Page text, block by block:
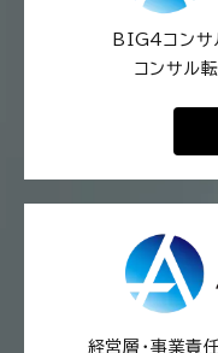
BIG4コンサ
コンサル
経営層・事業責